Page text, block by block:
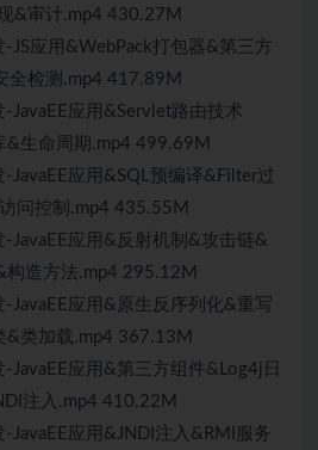
&审计.mp4 430.27M
JS应用&WebPack打包器&第三方
全检测.mp4 417.89M
JavaEE应用&Servlet路由技术
&生命周期.mp4 499.69M
JavaEE应用&SQL预编译&Filter过
问控制.mp4 435.55M
JavaEE应用&反射机制&攻击链&
构造方法.mp4 295.12M
JavaEE应用&原生反序列化&重写
&类加载.mp4 367.13M
应用&第三方组件&Log4j日
注入.mp4 410.22M
JavaEE应用&JNDI注入&RMI服务